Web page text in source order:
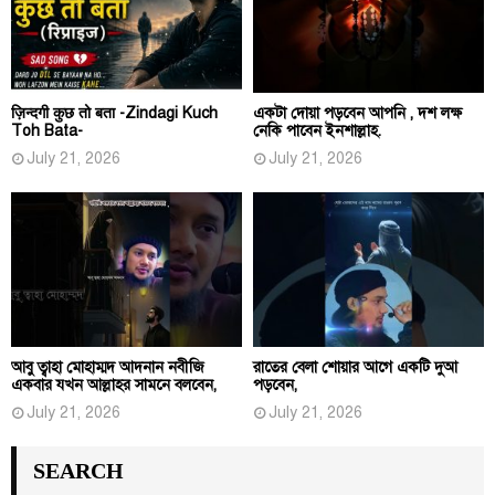
ज़िन्दगी कुछ तो बता -Zindagi Kuch
Toh Bata-
July 21, 2026
একটা দোয়া পড়বেন আপনি , দশ লক্ষ
নেকি পাবেন ইনশাল্লাহ.
July 21, 2026
আবু ত্বাহা মোহাম্মদ আদনান নবীজি
একবার যখন আল্লাহর সামনে বলবেন,
July 21, 2026
রাতের বেলা শোয়ার আগে একটি দুআ
পড়বেন,
July 21, 2026
SEARCH